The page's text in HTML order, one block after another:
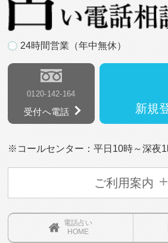
24時間営業（年中無休）
0120-142-164
受付へ電話 新規
※コールセンター：平日10時～深夜
ご利用案内
電話占い
HOME